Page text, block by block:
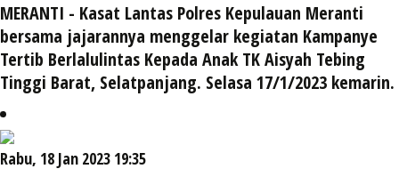
MERANTI - Kasat Lantas Polres Kepulauan Meranti
bersama jajarannya menggelar kegiatan Kampanye
Tertib Berlalulintas Kepada Anak TK Aisyah Tebing
Tinggi Barat, Selatpanjang. Selasa 17/1/2023 kemarin.
Rabu, 18 Jan 2023 19:35